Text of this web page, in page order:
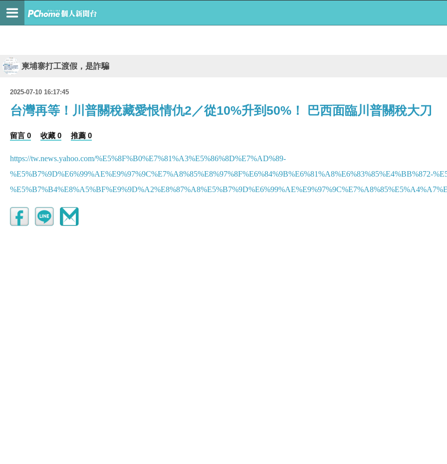
柬埔寨打工渡假，是詐騙
2025-07-10 16:17:45
台灣再等！川普關稅藏愛恨情仇2／從10%升到50%！ 巴西面臨川普關稅大刀
留言 0 收藏 0 推薦 0
https://tw.news.yahoo.com/%E5%8F%B0%E7%81%A3%E5%86%8D%E7%AD%89-
%E5%B7%9D%E6%99%AE%E9%97%9C%E7%A8%85%E8%97%8F%E6%84%9B%E6%81%A8%E6%83%85%E4%BB%872-